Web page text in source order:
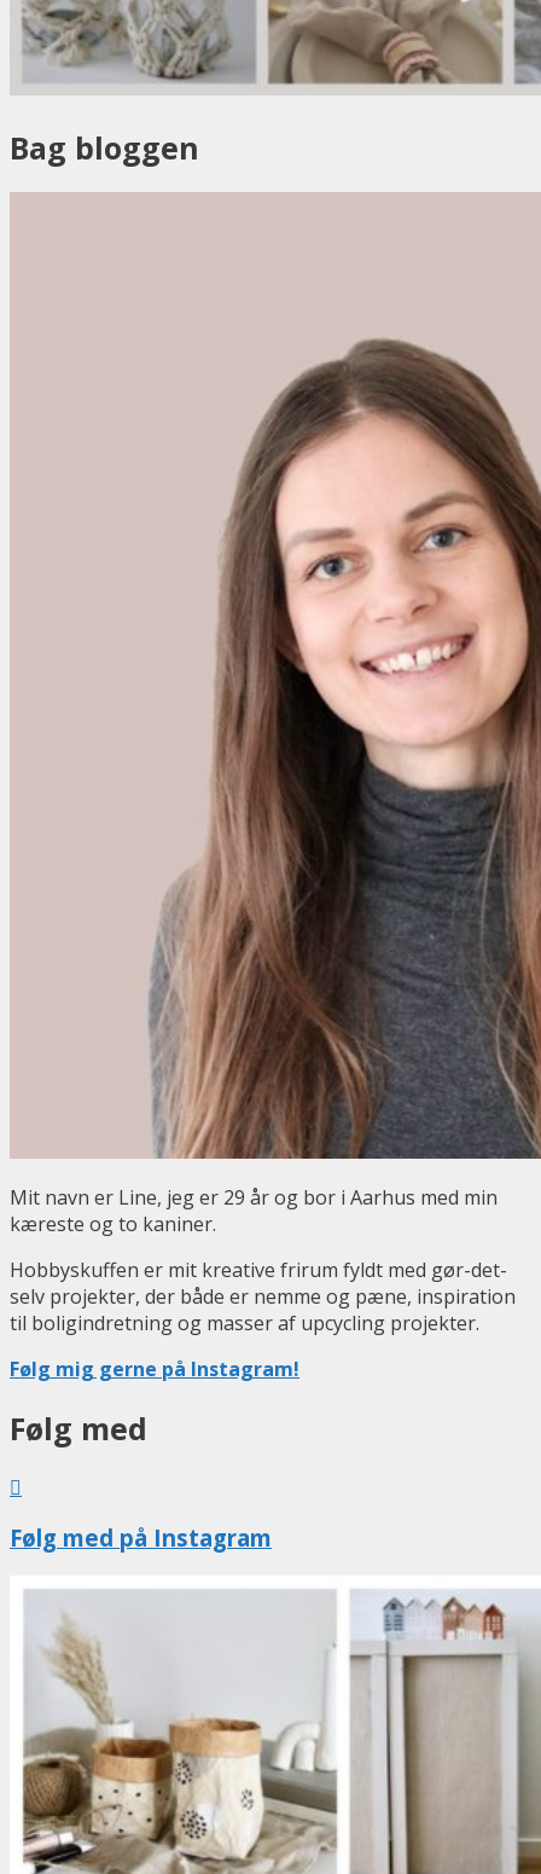
Bag bloggen
Mit navn er Line, jeg er 29 år og bor i Aarhus med min
kæreste og to kaniner.
Hobbyskuffen er mit kreative frirum fyldt med gør-det-
selv projekter, der både er nemme og pæne, inspiration
til boligindretning og masser af upcycling projekter.
Følg mig gerne på Instagram!
Følg med
Følg med på Instagram